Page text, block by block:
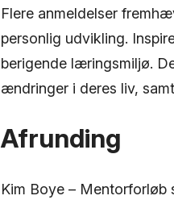
Flere anmeldelser
personlig udvikling.
berigende læringsmiljø.
ændringer i deres liv,
Afrunding
Kim Boye –